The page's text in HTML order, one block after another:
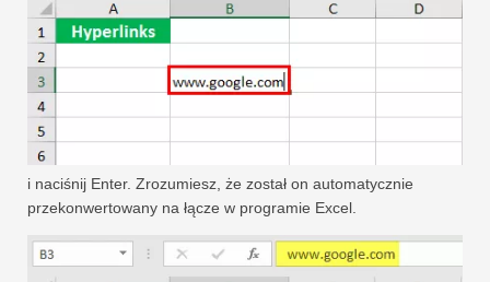
i naciśnij Enter. Zrozumiesz, że został on automatycznie
przekonwertowany na łącze w programie Excel.